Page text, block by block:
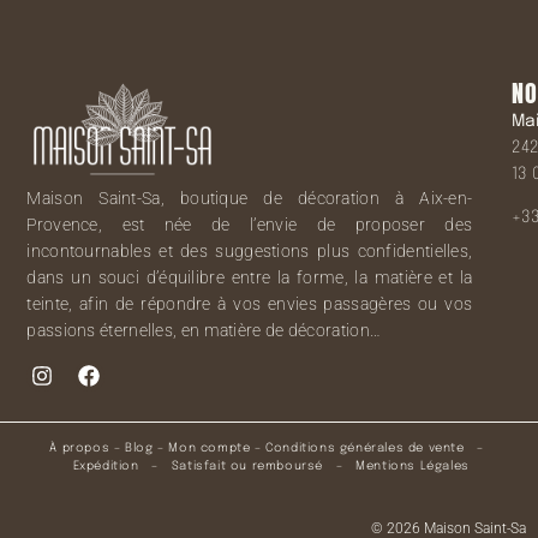
Maison Saint-Sa, boutique de décoration à Aix-en-
Provence, est née de l’envie de proposer des
incontournables et des suggestions plus confidentielles,
dans un souci d’équilibre entre la forme, la matière et la
teinte, afin de répondre à vos envies passagères ou vos
passions éternelles, en matière de décoration…
13
À propos – Blog – Mon compte –Conditions générales de vente –
Expédition – Satisfait ou remboursé – Mentions Légales
© 2026 Maison Saint-Sa